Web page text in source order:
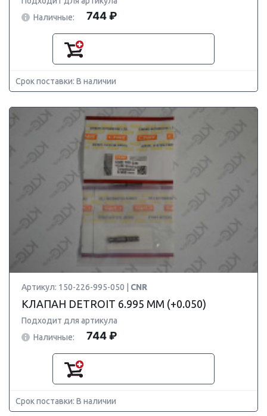
Наличные:
744 ₽
Срок поставки: В наличии
Артикул: 150-226-995-050 | CNR
КЛАПАН DETROIT 6.995 ММ (+0.050)
Подходит для артикула
Наличные:
744 ₽
Срок поставки: В наличии